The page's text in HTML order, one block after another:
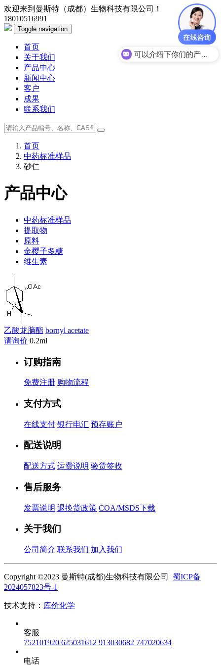
欢迎来到曼斯特（成都）生物科技有限公司！
18010516991
Toggle navigation
首页
关于我们
产品中心
新闻中心
客户
成果
联系我们
首页
中药标准样品
砂仁
产品中心
中药标准样品
提取物
原料
金樱子多糖
维生素
乙酸龙脑酯 bornyl acetate
请询价 0.2ml
订购指南
免费注册 购物流程
支付方式
在线支付 银行电汇 预存账户
配送说明
配送方式 运费说明 验货签收
售后服务
发票说明 退换货政策 COA/MSDS下载
关于我们
公司简介 联系我们 加入我们
Copyright ©2023 曼斯特(成都)生物科技有限公司 蜀ICP备
2024057823号-1
技术支持： 库价化学
客服
752101920 625031612 913030682 747020634
电话
可以介绍下你们的产品么？